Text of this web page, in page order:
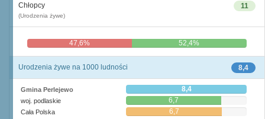
11
Chłopcy
(Urodzenia żywe)
47,6% 52,4%
8,4
Urodzenia żywe na 1000 ludności
Gmina Perlejewo 8,4
woj. podlaskie 6,7
Cała Polska 6,7